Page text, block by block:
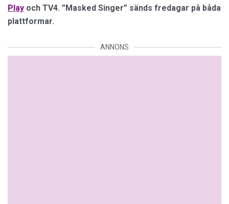
Play och TV4. ”Masked Singer” sänds fredagar på båda
plattformar.
ANNONS